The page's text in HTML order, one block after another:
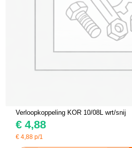
Verloopkoppeling KOR 10/08L wrt/snij
€ 4,88
€4,88 p/1